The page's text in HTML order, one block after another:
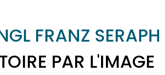
FRANZ SERAPH
PAR L'IMAGE